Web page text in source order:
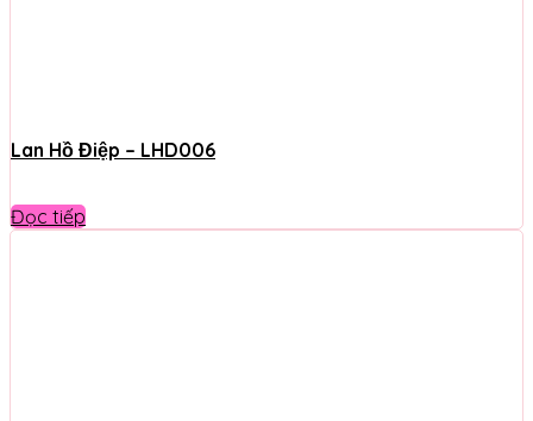
Lan Hồ Điệp – LHD006
Đọc tiếp